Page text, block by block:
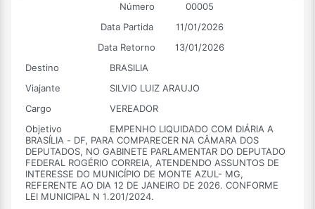
Número
00005
Data Partida
11/01/2026
Data Retorno
13/01/2026
Destino
BRASILIA
Viajante
SILVIO LUIZ ARAUJO
Cargo
VEREADOR
Objetivo
EMPENHO LIQUIDADO COM DIÁRIA A
BRASÍLIA - DF, PARA COMPARECER NA CÂMARA DOS
DEPUTADOS, NO GABINETE PARLAMENTAR DO DEPUTADO
FEDERAL ROGÉRIO CORREIA, ATENDENDO ASSUNTOS DE
INTERESSE DO MUNICÍPIO DE MONTE AZUL- MG,
REFERENTE AO DIA 12 DE JANEIRO DE 2026. CONFORME
LEI MUNICIPAL N 1.201/2024.